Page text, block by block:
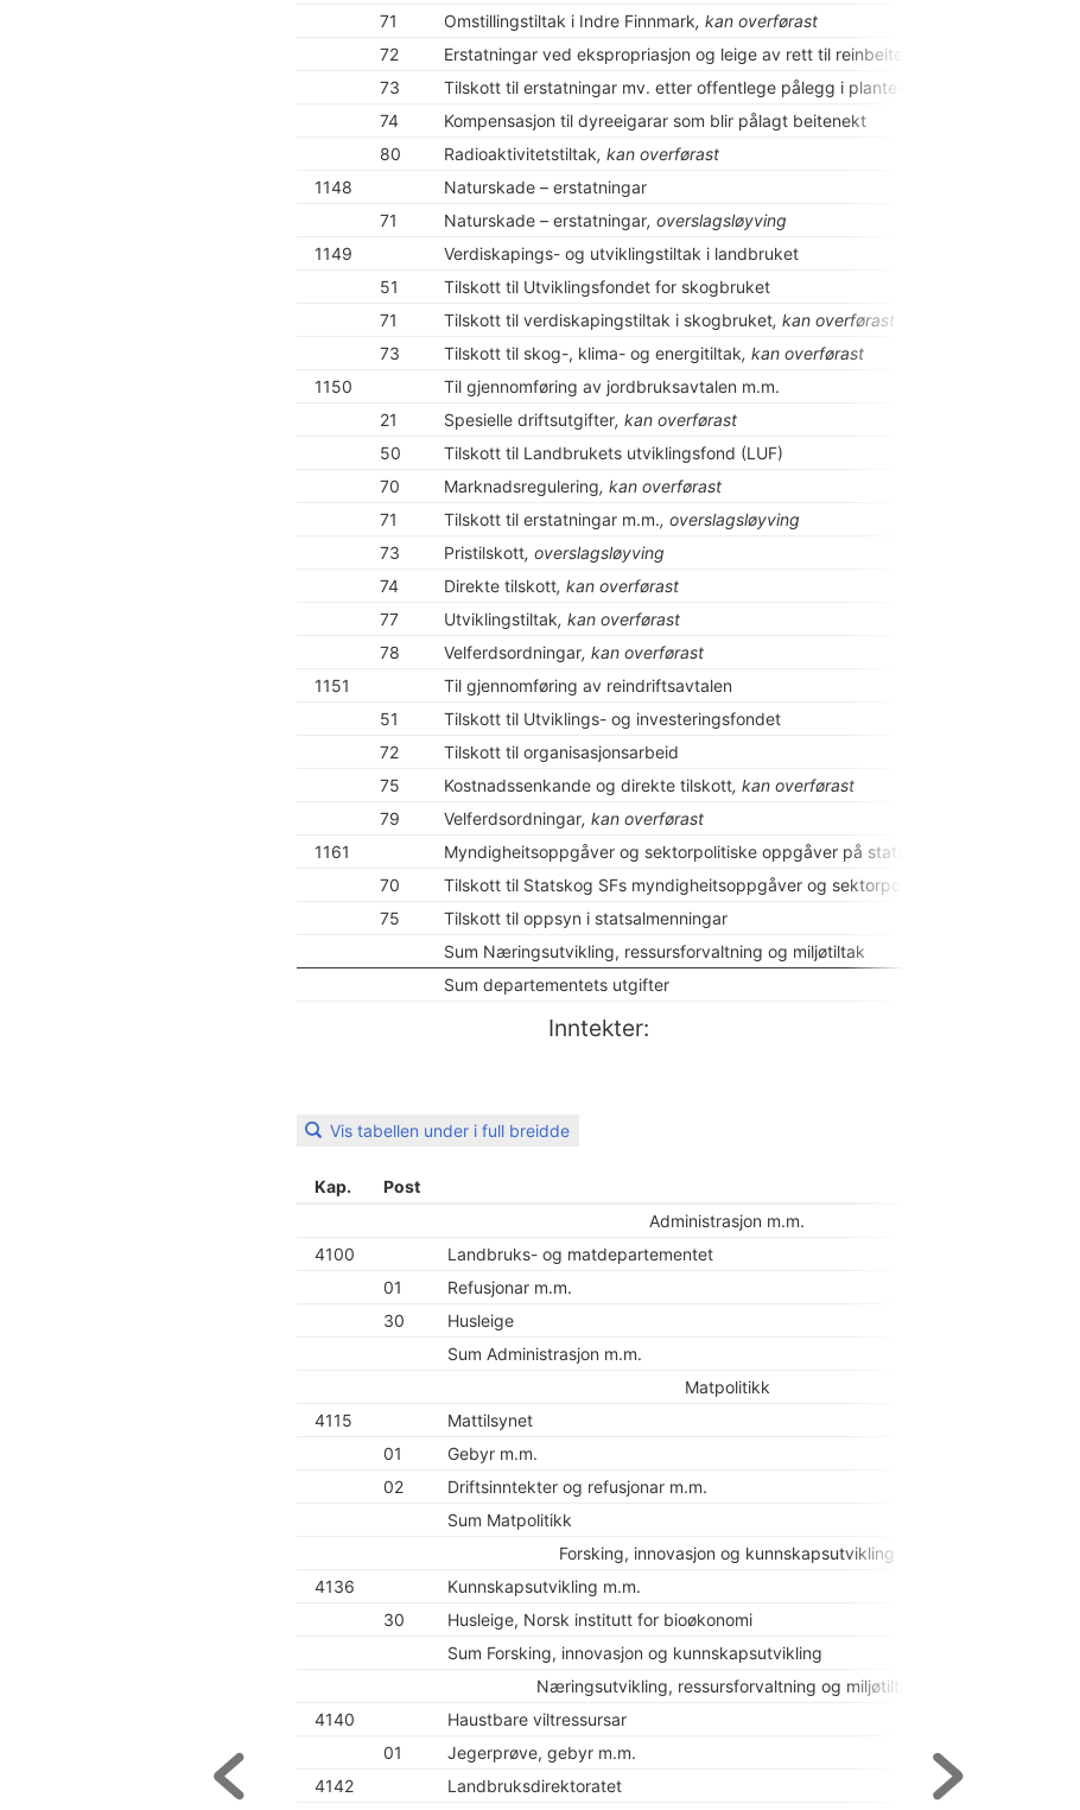
71
Omstillingstiltak i Indre Finnmark, kan overførast
72
Erstatningar ved ekspropriasjon og leige av rett til reinbeite
73
Tilskott til erstatningar mv. etter offentlege pålegg i plante- og husdyrproduksjon
74
Kompensasjon til dyreeigarar som blir pålagt beitenekt
80
Radioaktivitetstiltak, kan overførast
1148
Naturskade – erstatningar
71
Naturskade – erstatningar, overslagsløyving
1149
Verdiskapings- og utviklingstiltak i landbruket
51
Tilskott til Utviklingsfondet for skogbruket
71
Tilskott til verdiskapingstiltak i skogbruket, kan overførast
73
Tilskott til skog-, klima- og energitiltak, kan overførast
1150
Til gjennomføring av jordbruksavtalen m.m.
21
Spesielle driftsutgifter, kan overførast
50
Tilskott til Landbrukets utviklingsfond (LUF)
70
Marknadsregulering, kan overførast
71
Tilskott til erstatningar m.m., overslagsløyving
73
Pristilskott, overslagsløyving
74
Direkte tilskott, kan overførast
77
Utviklingstiltak, kan overførast
78
Velferdsordningar, kan overførast
1151
Til gjennomføring av reindriftsavtalen
51
Tilskott til Utviklings- og investeringsfondet
72
Tilskott til organisasjonsarbeid
75
Kostnadssenkande og direkte tilskott, kan overførast
79
Velferdsordningar, kan overførast
1161
Myndigheitsoppgåver og sektorpolitiske oppgåver på statsgrunn
70
Tilskott til Statskog SFs myndigheitsoppgåver og sektorpolitiske oppgåver
75
Tilskott til oppsyn i statsalmenningar
Sum Næringsutvikling, ressursforvaltning og miljøtiltak
Sum departementets utgifter
Inntekter:
Vis tabellen under i full breidde
Kap. Post
Administrasjon m.m.
4100
Landbruks- og matdepartementet
01
Refusjonar m.m.
30
Husleige
Sum Administrasjon m.m.
Matpolitikk
4115
Mattilsynet
01
Gebyr m.m.
02
Driftsinntekter og refusjonar m.m.
Sum Matpolitikk
Forsking, innovasjon og kunnskapsutvikling
4136
Kunnskapsutvikling m.m.
30
Husleige, Norsk institutt for bioøkonomi
Sum Forsking, innovasjon og kunnskapsutvikling
Næringsutvikling, ressursforvaltning og miljøtiltak
4140
Haustbare viltressursar
01
Jegerprøve, gebyr m.m. 4 500 000
4142
Landbruksdirektoratet